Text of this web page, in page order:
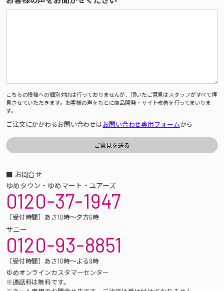
こちらの投稿への個別対応は行っておりませんが、頂いたご意見はスタッフがすべて拝
見させていただきます。お客様の声をもとに商品開発・サイト改善を行ってまいりま
す。
ご注文にかかわるお問い合わせはお問い合わせ専用フォームから
■ お問合せ
ゆめタウン・ゆめマート・ユアーズ
0120-37-1947
［受付時間］あさ10時～夕方6時
サニー
0120-93-8851
［受付時間］あさ10時～よる9時
ゆめオンラインカスタマーセンター
※通話料は無料です。